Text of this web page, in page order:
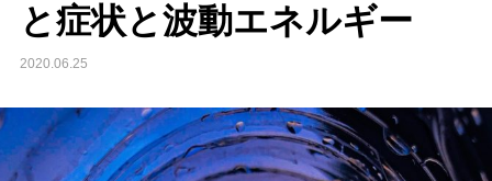
と症状と波動エネルギー
2020.06.25